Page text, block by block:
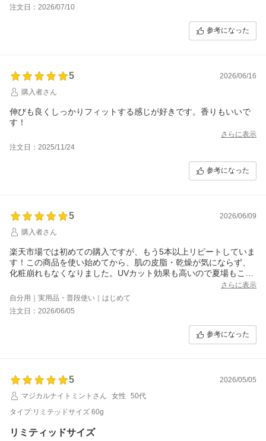
注文日：2026/07/10
参考になった
5
2026/06/16
購入者さん
伸びも良くしっかりフィットする感じが好きです。香りもいいで
す！
さらに表示
注文日：2025/11/24
参考になった
5
2026/06/09
購入者さん
楽天市場では初めての購入ですが、もう5本以上リピートしていま
す！この商品を使い始めてから、肌の皮脂・乾燥が気にならず、
化粧崩れもなくなりました。UVカット効果も高いので夏場もこれ
1本で過ごしていますが、特に日焼けが気になったことはありませ
ん。今年はミストも購入したので、合わせて使用したいと思いま
さらに表示
自分用｜実用品・普段使い｜はじめて
注文日：2026/06/05
参考になった
5
2026/05/05
マジカルナイトミントさん
女性
50代
タイプ:リミテッドサイズ 60g
リミティッドサイズ